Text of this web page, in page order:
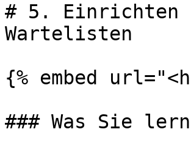
# 5. Einrichten
Wartelisten
{% embed
### Was Sie